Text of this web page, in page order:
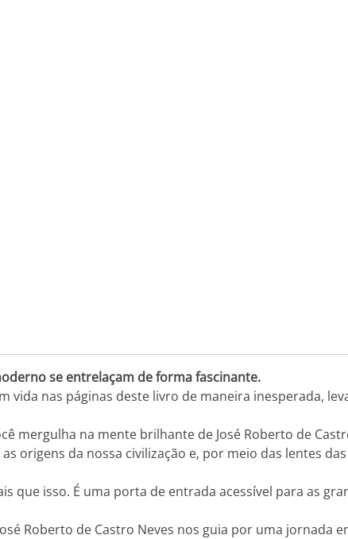
se entrelaçam de forma fascinante.
vida nas páginas deste livro de maneira inesperada,
mergulha na mente brilhante de José Roberto de
origens da nossa civilização e, por meio das lentes
que isso. É uma porta de entrada acessível para as
Roberto de Castro Neves nos guia por uma jornada